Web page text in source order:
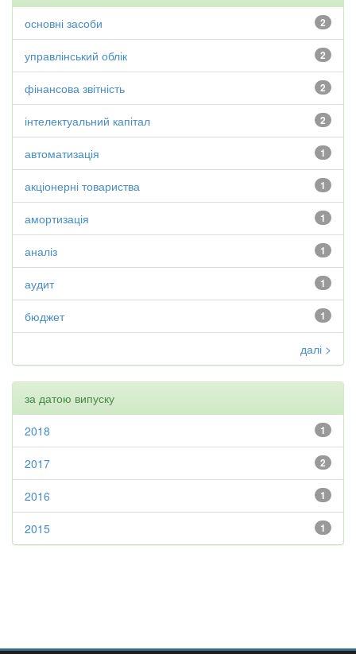
2
основні засоби
2
управлінський облік
2
фінансова звітність
2
інтелектуальний капітал
1
автоматизація
1
акціонерні товариства
1
амортизація
1
аналіз
1
аудит
1
бюджет
далі >
за датою випуску
1
2018
2
2017
1
2016
1
2015